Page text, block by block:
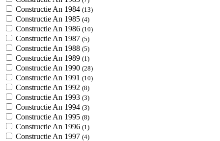
Constructie An 1984 (13)
Constructie An 1985 (4)
Constructie An 1986 (10)
Constructie An 1987 (5)
Constructie An 1988 (5)
Constructie An 1989 (1)
Constructie An 1990 (28)
Constructie An 1991 (10)
Constructie An 1992 (8)
Constructie An 1993 (3)
Constructie An 1994 (3)
Constructie An 1995 (8)
Constructie An 1996 (1)
Constructie An 1997 (4)